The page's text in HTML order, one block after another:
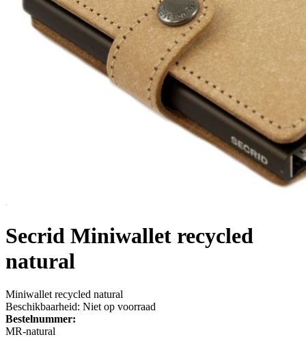
Secrid Miniwallet recycled
natural
Miniwallet recycled natural
Beschikbaarheid: Niet op voorraad
Bestelnummer:
MR-natural